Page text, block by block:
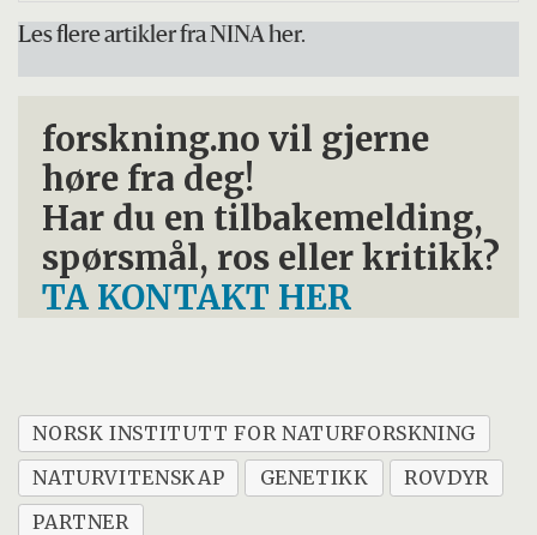
Les flere artikler fra NINA her.
forskning.no vil gjerne
høre fra deg!
Har du en tilbakemelding,
spørsmål, ros eller kritikk?
TA KONTAKT HER
NORSK INSTITUTT FOR NATURFORSKNING
NATURVITENSKAP
GENETIKK
ROVDYR
PARTNER